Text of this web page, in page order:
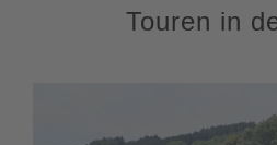
Touren in